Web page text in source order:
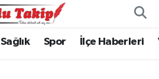
Sağlık Spor İlçe Haberleri